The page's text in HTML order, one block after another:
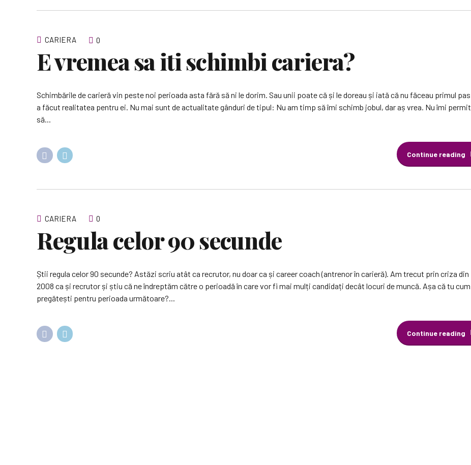
CARIERA 0
E vremea sa iti schimbi cariera?
Schimbările de carieră vin peste noi perioada asta fără să ni le dorim. Sau unii poate că și le doreau și iată că nu făceau primul
a făcut realitatea pentru ei. Nu mai sunt de actualitate gânduri de tipul: Nu am timp să îmi schimb jobul, dar aș vrea. Nu îmi permit
să...
Continue reading
CARIERA 0
Regula celor 90 secunde
Știi regula celor 90 secunde? Astăzi scriu atât ca recrutor, nu doar ca și career coach (antrenor în carieră). Am trecut prin criza din
2008 ca și recrutor și știu că ne îndreptăm către o perioadă în care vor fi mai mulți candidați decât locuri de muncă. Așa că tu
pregătești pentru perioada următoare?...
Continue reading